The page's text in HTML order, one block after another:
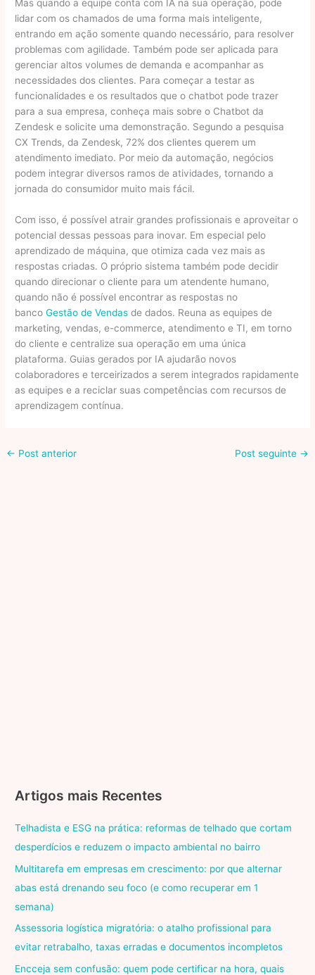
Mas quando a equipe conta com IA na sua operação, pode
lidar com os chamados de uma forma mais inteligente,
entrando em ação somente quando necessário, para resolver
problemas com agilidade. Também pode ser aplicada para
gerenciar altos volumes de demanda e acompanhar as
necessidades dos clientes. Para começar a testar as
funcionalidades e os resultados que o chatbot pode trazer
para a sua empresa, conheça mais sobre o Chatbot da
Zendesk e solicite uma demonstração. Segundo a pesquisa
CX Trends, da Zendesk, 72% dos clientes querem um
atendimento imediato. Por meio da automação, negócios
podem integrar diversos ramos de atividades, tornando a
jornada do consumidor muito mais fácil.
Com isso, é possível atrair grandes profissionais e aproveitar o
potencial dessas pessoas para inovar. Em especial pelo
aprendizado de máquina, que otimiza cada vez mais as
respostas criadas. O próprio sistema também pode decidir
quando direcionar o cliente para um atendente humano,
quando não é possível encontrar as respostas no
bancoGestão de Vendas de dados. Reuna as equipes de
marketing, vendas, e-commerce, atendimento e TI, em torno
do cliente e centralize sua operação em uma única
plataforma. Guias gerados por IA ajudarão novos
colaboradores e terceirizados a serem integrados rapidamente
as equipes e a reciclar suas competências com recursos de
aprendizagem contínua.
← Post anterior Post seguinte →
Artigos mais Recentes
Telhadista e ESG na prática: reformas de telhado que cortam
desperdícios e reduzem o impacto ambiental no bairro
Multitarefa em empresas em crescimento: por que alternar
abas está drenando seu foco (e como recuperar em 1
semana)
Assessoria logística migratória: o atalho profissional para
evitar retrabalho, taxas erradas e documentos incompletos
Encceja sem confusão: quem pode certificar na hora, quais